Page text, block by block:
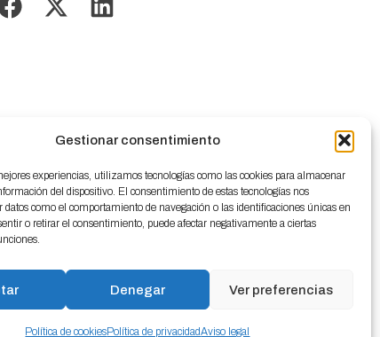
Gestionar consentimiento
experiencias, utilizamos tecnologías como las cookies para almacenar
del dispositivo. El consentimiento de estas tecnologías nos
datos como el comportamiento de navegación o las identificaciones únicas en
o retirar el consentimiento, puede afectar negativamente a ciertas
Denegar Ver preferencias
Política de cookiesPolítica de privacidadAviso legal